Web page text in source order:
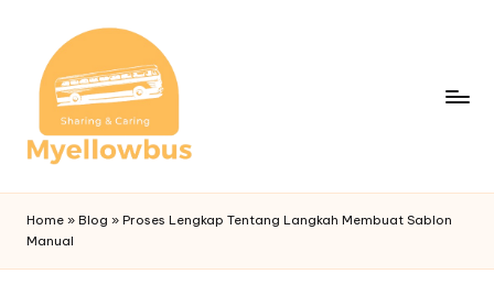
Home » Blog » Proses Lengkap Tentang Langkah Membuat Sablon
Manual